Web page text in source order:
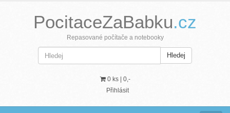
PocitaceZaBabku.cz
Repasované počítače a notebooky
Hledej
0 ks | 0,-
Přihlásit